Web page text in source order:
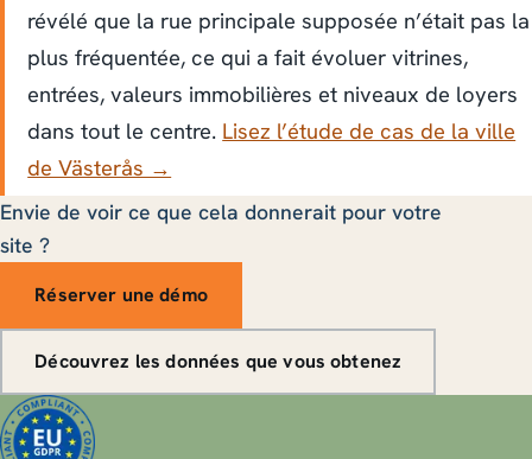
révélé que la rue principale supposée n’était pas la
plus fréquentée, ce qui a fait évoluer vitrines,
entrées, valeurs immobilières et niveaux de loyers
dans tout le centre. Lisez l’étude de cas de la ville
de Västerås →
Envie de voir ce que cela donnerait pour votre
site ?
Réserver une démo
Découvrez les données que vous obtenez